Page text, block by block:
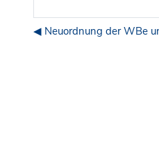
◀︎ Neuordnung der WBe